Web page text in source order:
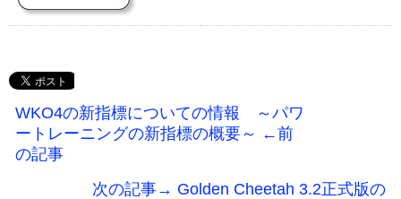
WKO4の新指標についての情報 ～パワ
ートレーニングの新指標の概要～ ←前
の記事
次の記事→ Golden Cheetah 3.2正式版の